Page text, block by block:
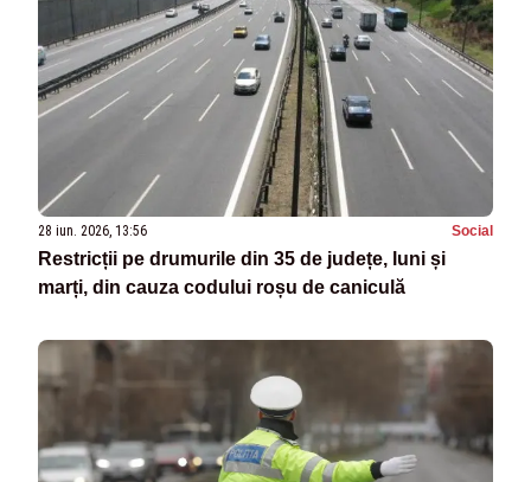
28 iun. 2026, 13:56 Social
Restricții pe drumurile din 35 de județe, luni și
marți, din cauza codului roșu de caniculă